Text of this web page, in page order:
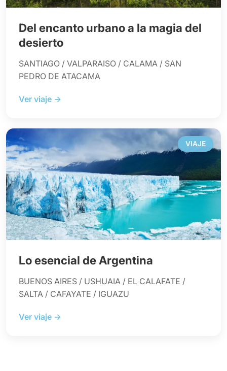
Del encanto urbano a la magia del
desierto
SANTIAGO / VALPARAISO / CALAMA / SAN
PEDRO DE ATACAMA
Ver viaje →
VIAJE
Lo esencial de Argentina
BUENOS AIRES / USHUAIA / EL CALAFATE /
SALTA / CAFAYATE / IGUAZU
Ver viaje →